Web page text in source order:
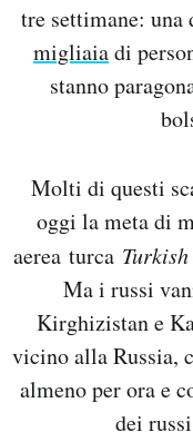
tre settimane:
migliaiadi
stanno
Molti di questi
oggi la meta di
aerea turca
Ma i russi
Kirghizistan e
vicino alla Russia,
almeno per ora e
dei